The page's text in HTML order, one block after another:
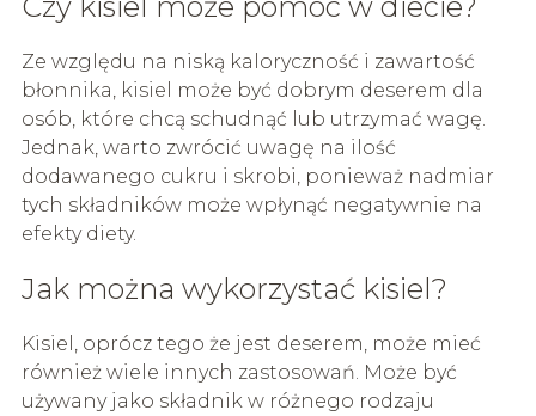
Ze względu na niską kaloryczność i zawartość
błonnika, kisiel może być dobrym deserem dla
osób, które chcą schudnąć lub utrzymać wagę.
Jednak, warto zwrócić uwagę na ilość
dodawanego cukru i skrobi, ponieważ nadmiar
tych składników może wpłynąć negatywnie na
efekty diety.
Jak można wykorzystać kisiel?
Kisiel, oprócz tego że jest deserem, może mieć
również wiele innych zastosowań. Może być
używany jako składnik w różnego rodzaju